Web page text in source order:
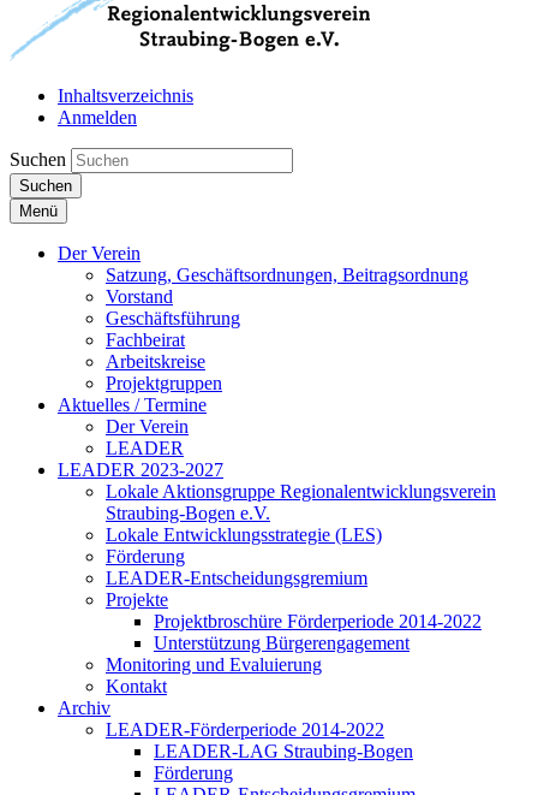
Inhaltsverzeichnis
Anmelden
Suchen
Suchen
Menü
Der Verein
Satzung, Geschäftsordnungen, Beitragsordnung
Vorstand
Geschäftsführung
Fachbeirat
Arbeitskreise
Projektgruppen
Aktuelles / Termine
Der Verein
LEADER
LEADER 2023-2027
Lokale Aktionsgruppe Regionalentwicklungsverein
Straubing-Bogen e.V.
Lokale Entwicklungsstrategie (LES)
Förderung
LEADER-Entscheidungsgremium
Projekte
Projektbroschüre Förderperiode 2014-2022
Unterstützung Bürgerengagement
Monitoring und Evaluierung
Kontakt
Archiv
LEADER-Förderperiode 2014-2022
LEADER-LAG Straubing-Bogen
Förderung